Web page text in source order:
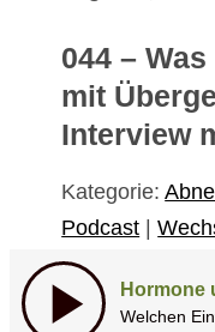
044 –
mit
Interview
Kategorie:
Podcast |